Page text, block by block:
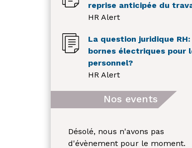
reprise anticipée du
HR Alert
La question juridique RH:
bornes électriques pour
personnel?
HR Alert
Nos events
Désolé, nous n'avons pas
d'évènement pour le moment.